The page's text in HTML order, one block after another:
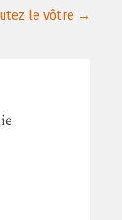
le vôtre →